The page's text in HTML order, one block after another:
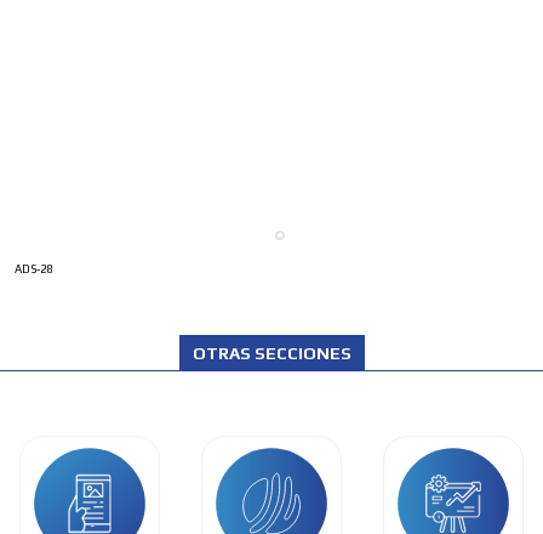
ADS-28
OTRAS SECCIONES